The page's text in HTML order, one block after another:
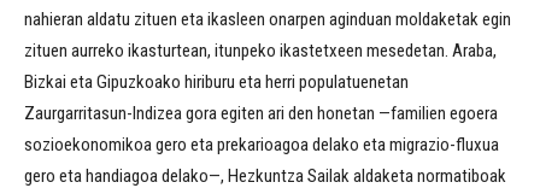
nahieran aldatu zituen eta ikasleen onarpen aginduan moldaketak egin
zituen aurreko ikasturtean, itunpeko ikastetxeen mesedetan. Araba,
Bizkai eta Gipuzkoako hiriburu eta herri populatuenetan
Zaurgarritasun-Indizea gora egiten ari den honetan —familien egoera
sozioekonomikoa gero eta prekarioagoa delako eta migrazio-fluxua
gero eta handiagoa delako—, Hezkuntza Sailak aldaketa normatiboak